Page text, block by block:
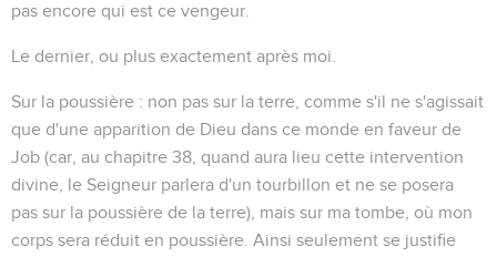
pas encore qui est ce vengeur.
Le dernier , ou plus exactement après moi
Sur la poussière : non pas sur la terre, comme s'il ne s'agissait
que d'une apparition de Dieu dans ce monde en faveur de
Job (car, au chapitre 38, quand aura lieu cette intervention
divine, le Seigneur parlera d'un tourbillon et ne se posera
pas sur la poussière de la terre), mais sur ma tombe, où mon
corps sera réduit en poussière. Ainsi seulement se justifie